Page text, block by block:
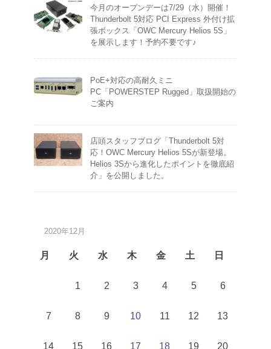
今月のオープンデーは7/29（水）開催！
Thunderbolt 5対応 PCI Express 外付け拡
張ボックス「OWC Mercury Helios 5S」
を展示します！予約不要です♪
PoE+対応の高耐久ミニ
PC「POWERSTEP Rugged」取扱開始の
ご案内
店頭スタッフブログ「Thunderbolt 5対
応！OWC Mercury Helios 5Sが新登場。
Helios 3Sから進化したポイントを徹底紹
介」を公開しました。
2020年12月
月 火 水 木 金 土 日
1 2 3 4 5 6
7 8 9 10 11 12 13
14 15 16 17 18 19 20